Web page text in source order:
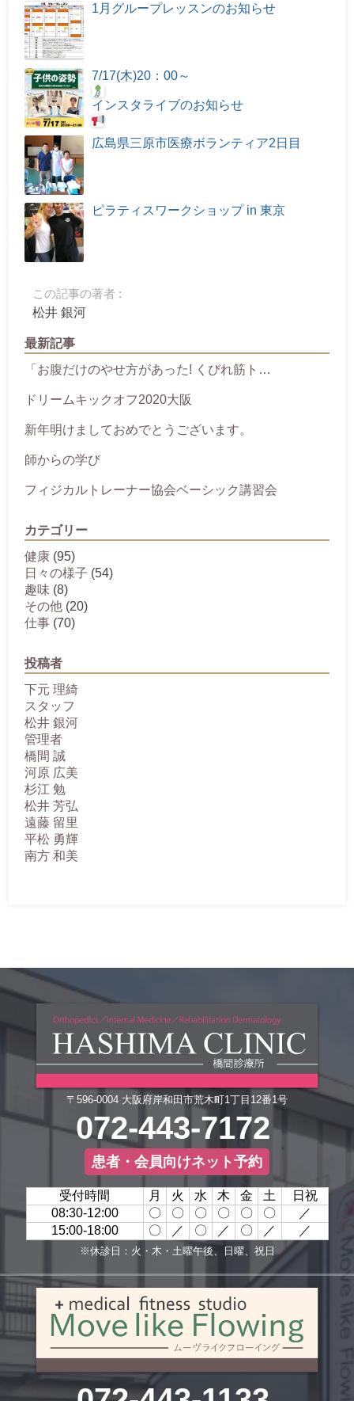
1月グループレッスンのお知らせ
7/17(木)20：00～
インスタライブのお知らせ
広島県三原市医療ボランティア2日目
ピラティスワークショップ in 東京
この記事の著者 :
松井 銀河
最新記事
「お腹だけのやせ方があった! くびれ筋ト…
ドリームキックオフ2020大阪
新年明けましておめでとうございます。
師からの学び
フィジカルトレーナー協会ベーシック講習会
カテゴリー
健康 (95)
日々の様子 (54)
趣味 (8)
その他 (20)
仕事 (70)
投稿者
下元 理綺
スタッフ
松井 銀河
管理者
橋間 誠
河原 広美
杉江 勉
松井 芳弘
遠藤 留里
平松 勇輝
南方 和美
〒596-0004 大阪府岸和田市荒木町1丁目12番1号
072-443-7172
患者・会員向けネット予約
受付時間 月 火 水 木 金 土
日祝
08:30-12:00
〇 〇 〇 〇 〇 〇
／
15:00-18:00
〇 ／ 〇 ／ 〇 ／ ／
※休診日：火・木・土曜午後、日曜、祝日